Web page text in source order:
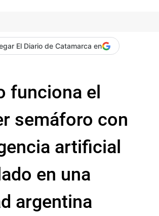
El Diario de Catamarca en
funciona el
semáforo con
artificial
en una
argentina